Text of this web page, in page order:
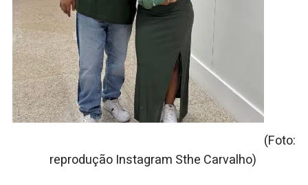
(Foto:
reprodução Instagram Sthe Carvalho)